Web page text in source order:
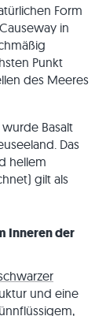
Form
in
Punkt
des Meeres
Basalt
Das
hellem
gilt als
Inneren der
und eine